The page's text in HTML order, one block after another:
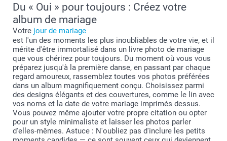
Du « Oui » pour toujours : Créez votre
album de mariage
Votre jour de mariage
est l'un des moments les plus inoubliables de votre vie, et il
mérite d'être immortalisé dans un livre photo de mariage
que vous chérirez pour toujours. Du moment où vous vous
préparez jusqu'à la première danse, en passant par chaque
regard amoureux, rassemblez toutes vos photos préférées
dans un album magnifiquement conçu. Choisissez parmi
des designs élégants et des couvertures, comme le lin avec
vos noms et la date de votre mariage imprimés dessus.
Vous pouvez même ajouter votre propre citation ou opter
pour un style minimaliste et laisser les photos parler
d'elles-mêmes. Astuce : N'oubliez pas d'inclure les petits